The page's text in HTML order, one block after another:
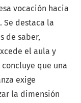
vocación hacia
destaca la
de saber,
el aula y
que una
exige
la dimensión